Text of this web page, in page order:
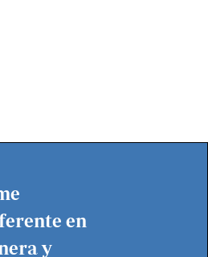
en
y